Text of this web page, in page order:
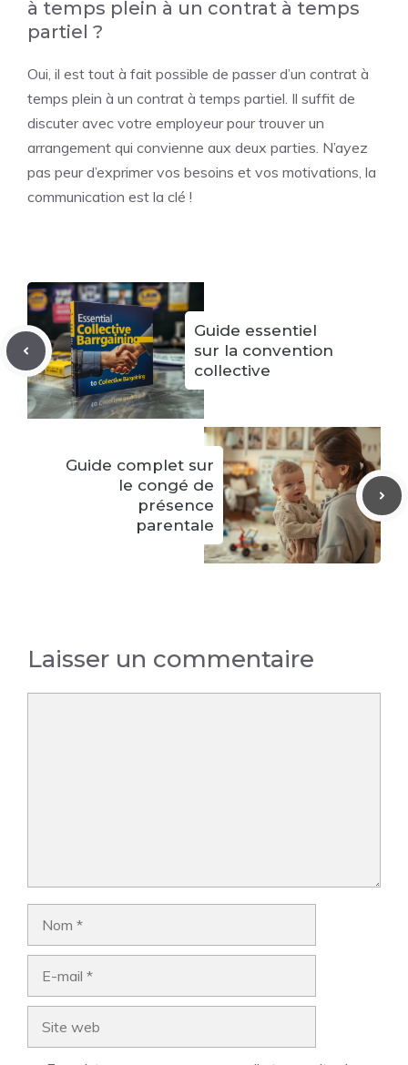
à temps plein à un contrat à temps
partiel ?
Oui, il est tout à fait possible de passer d’un contrat à
temps plein à un contrat à temps partiel. Il suffit de
discuter avec votre employeur pour trouver un
arrangement qui convienne aux deux parties. N’ayez
pas peur d’exprimer vos besoins et vos motivations, la
communication est la clé !
Guide essentiel
sur la convention
collective
Guide complet sur
le congé de
présence
parentale
Laisser un commentaire